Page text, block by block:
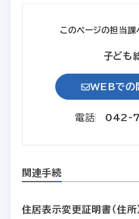
このページの担当
子ども
WEBでの
電話 042-
関連手続
住居表示変更証明書（住所